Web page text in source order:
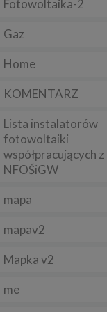
Fotowoltaika-2
Gaz
Home
KOMENTARZ
Lista instalatorów
fotowoltaiki
współpracujących z
NFOŚiGW
mapa
mapav2
Mapka v2
me